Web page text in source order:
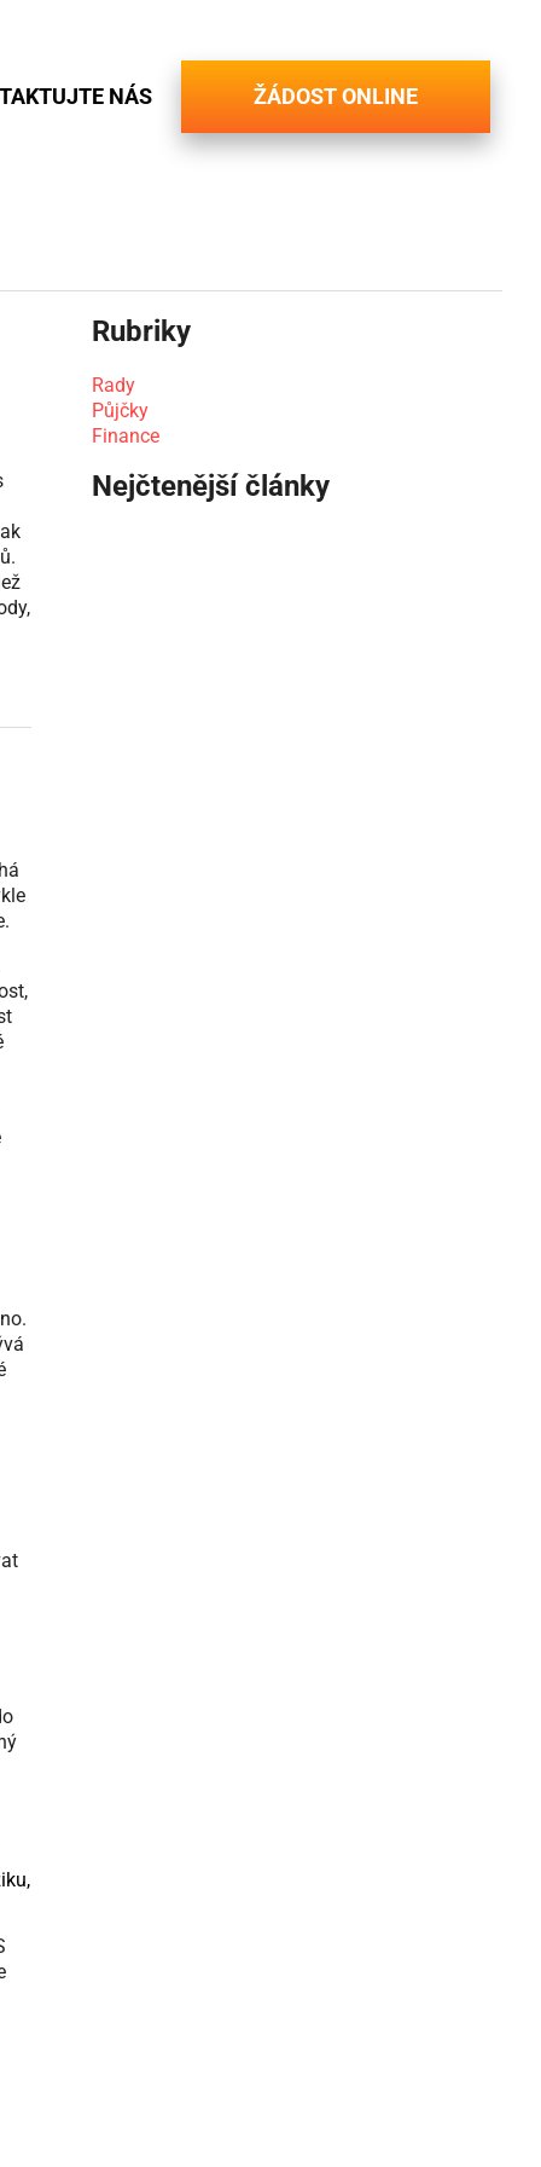
NÁS ŽÁDOST ONLINE
Rubriky
Rady
Půjčky
Finance
Nejčtenější články